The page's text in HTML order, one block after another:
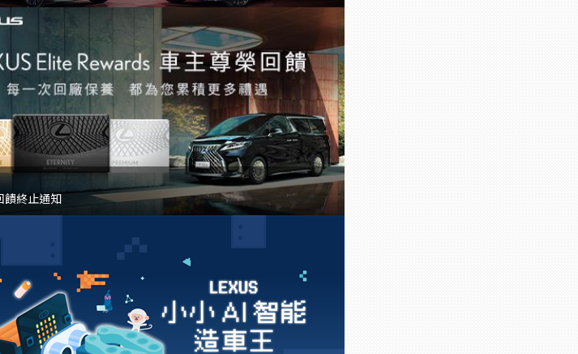
饋終止通知